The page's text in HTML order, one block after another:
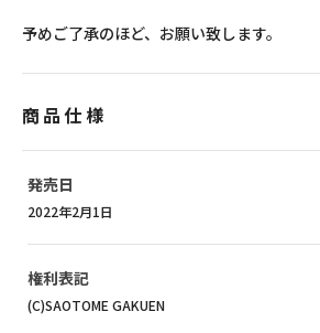
予めご了承のほど、お願い致します。
商品仕様
発売日
2022年2月1日
権利表記
(C)SAOTOME GAKUEN